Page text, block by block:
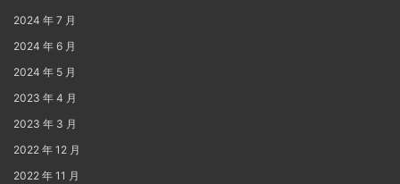
2024 年 7 月
2024 年 6 月
2024 年 5 月
2023 年 4 月
2023 年 3 月
2022 年 12 月
2022 年 11 月